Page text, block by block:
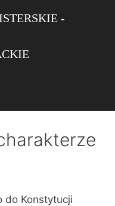
-
do Konstytucji